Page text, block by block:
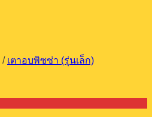
/ เตาอบพิซซ่า (รุ่นเล็ก)